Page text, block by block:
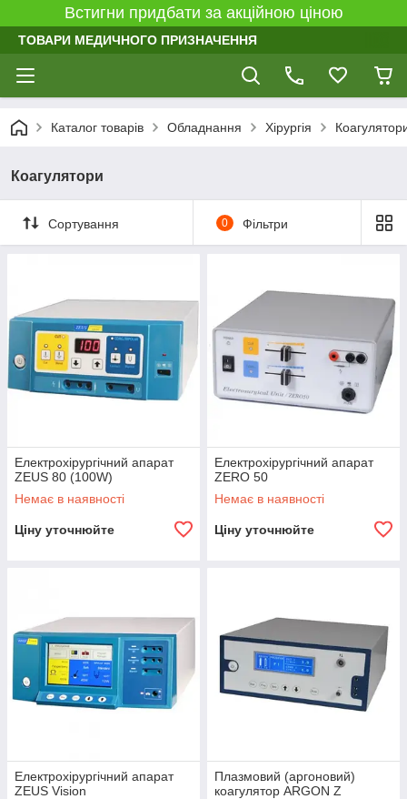
Встигни придбати за акційною ціною
ТОВАРИ МЕДИЧНОГО ПРИЗНАЧЕННЯ
Каталог товарів Обладнання Хірургія
Коагулятори
Сортування 0 Фільтри
Електрохірургічний апарат
ZEUS 80 (100W)
Немає в наявності
Ціну уточнюйте
Електрохірургічний апарат
ZERO 50
Немає в наявності
Ціну уточнюйте
Електрохірургічний апарат
ZEUS Vision
Плазмовий (аргоновий)
коагулятор ARGON Z